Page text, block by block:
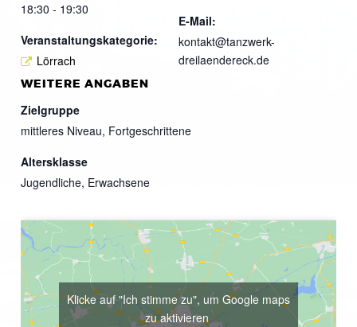
18:30 - 19:30
Veranstaltungskategorie:
Lörrach
E-Mail:
kontakt@tanzwerk-
dreilaendereck.de
WEITERE ANGABEN
Zielgruppe
mittleres Niveau, Fortgeschrittene
Altersklasse
Jugendliche, Erwachsene
Klicke auf "Ich stimme zu", um Google maps
zu aktivieren